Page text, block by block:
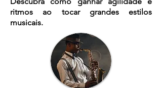
ritmos ao tocar grandes estilos
musicais.